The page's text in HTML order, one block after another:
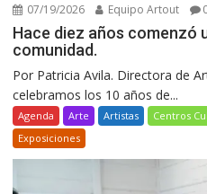
07/19/2026 Equipo Artout
Hace diez años comenzó
comunidad.
Por Patricia Avila. Directora de
celebramos los 10 años de...
Agenda Arte Artistas Centros
Exposiciones